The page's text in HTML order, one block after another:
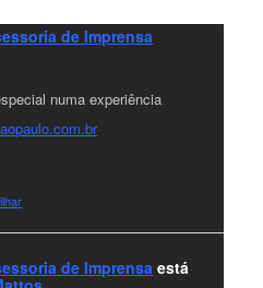
de Imprensa
numa experiência
de Imprensa está